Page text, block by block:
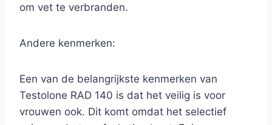
om vet te verbranden.
Andere kenmerken:
Een van de belangrijkste kenmerken van
Testolone RAD 140 is dat het veilig is voor
vrouwen ook. Dit komt omdat het selectief